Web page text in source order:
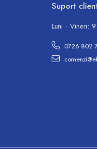
Suport
Luni - Vineri:
0726 802